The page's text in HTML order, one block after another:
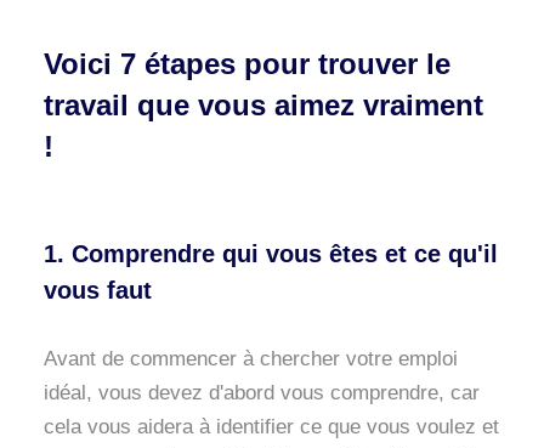
Voici 7 étapes pour trouver le
travail que vous aimez vraiment
!
1. Comprendre qui vous êtes et ce qu'il
vous faut
Avant de commencer à chercher votre emploi
idéal, vous devez d'abord vous comprendre, car
cela vous aidera à identifier ce que vous voulez et